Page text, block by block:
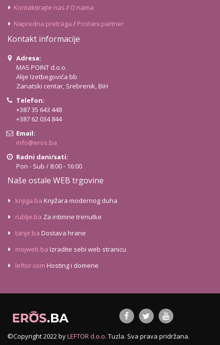
Kontaktirajte nas / O nama
Napredna pretraga / Postani partner
Kontakt informacije
Adresa:
MAS POINT d.o.o.
Alije Izetbegovića bb
Zanatski centar, Srebrenik, BiH
Telefon:
+387 35 643 448
+387 62 034 844
Email:
info@eros.ba
Radni dani/sati:
Pon - Sub / 8:00 - 16:00
Naše ostale WEB trgovine
knjiga.ba Knjižara modernog duha
rublje.ba Za intimne trenutke
tanjir.ba Dostava hrane
mojweb.ba Izradite sebi web stranicu
leftor.com Hosting i domene
©Copyright 2022 byLEFTOR d.o.o. Tuzla. Sva prava pridržana.